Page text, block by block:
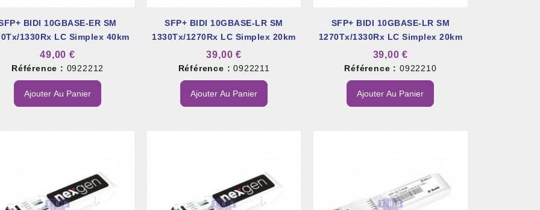
BIDI 10GBASE-ER SM
1330Rx LC Simplex 40km
49,00 €
Référence : 0922212
Ajouter Au Panier
SFP+ BIDI 10GBASE-LR SM
1330Tx/1270Rx LC Simplex 20km
39,00 €
Référence : 0922211
Ajouter Au Panier
SFP+ BIDI 10GBASE-LR SM
1270Tx/1330Rx LC Simplex 20km
39,00 €
Référence : 0922210
Ajouter Au Panier